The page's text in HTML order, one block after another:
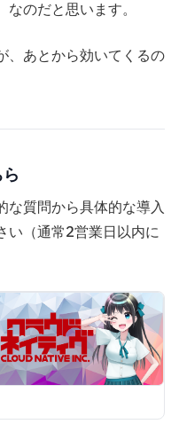
のだと思います。
、あとから効いてくるの
な質問から具体的な導入
い（通常2営業日以内に